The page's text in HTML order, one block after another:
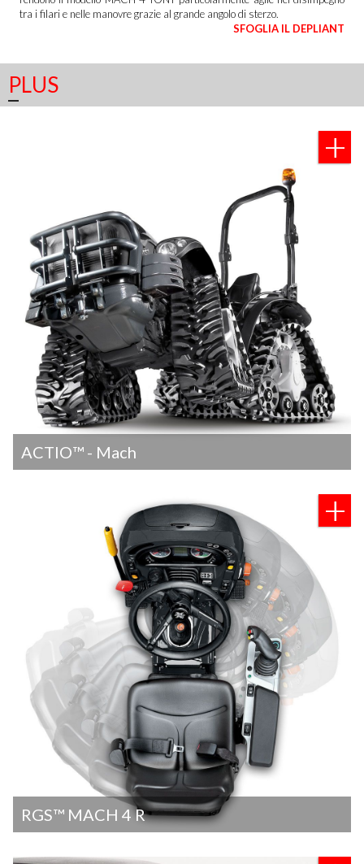
tra i filari e nelle manovre grazie al grande angolo di sterzo.
SFOGLIA IL DEPLIANT
PLUS
ACTIO™ - Mach
RGS™ MACH 4 R